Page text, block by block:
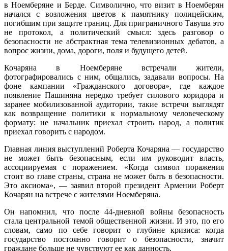
в Ноемберяне и Берде. Символично, что визит в Ноемберян
начался с возложения цветов к памятнику полицейским,
погибшим при защите границ. Для приграничного Тавуша это
не протокол, а политический смысл: здесь разговор о
безопасности не абстрактная тема телевизионных дебатов, а
вопрос жизни, дома, дороги, поля и будущего детей.
Кочаряна в Ноемберяне встречали жители,
фотографировались с ним, общались, задавали вопросы. На
фоне кампании «Гражданского договора», где каждое
появление Пашиняна нередко требует силового коридора и
заранее мобилизованной аудитории, такие встречи выглядят
как возвращение политики к нормальному человеческому
формату: не начальник приехал строить народ, а политик
приехал говорить с народом.
Главная линия выступлений Роберта Кочаряна — государство
не может быть безопасным, если им руководит власть,
ассоциируемая с поражением. «Когда символ поражения
стоит во главе страны, страна не может быть в безопасности.
Это аксиома», — заявил второй президент Армении Роберт
Кочарян на встрече с жителями Ноемберяна.
Он напомнил, что после 44-дневной войны безопасность
стала центральной темой общественной жизни. И это, по его
словам, само по себе говорит о глубине кризиса: когда
государство постоянно говорит о безопасности, значит
граждане больше не чувствуют ее как данность.